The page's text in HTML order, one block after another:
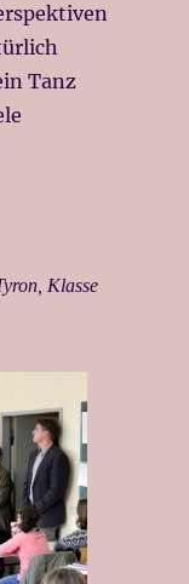
Tanz
Klasse